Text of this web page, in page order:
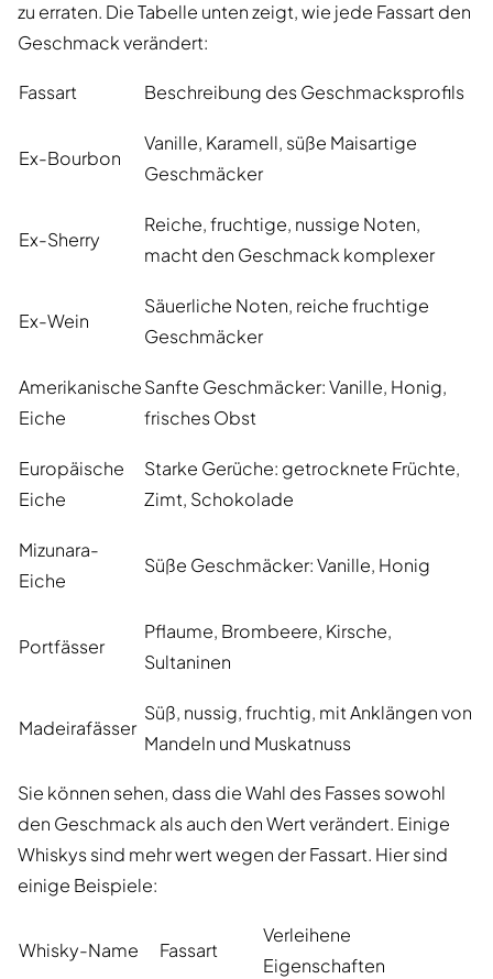
zu erraten. Die Tabelle unten zeigt, wie jede Fassart den
Geschmack verändert:
Fassart Beschreibung des Geschmacksprofils
Ex-Bourbon
Vanille, Karamell, süße Maisartige
Geschmäcker
Ex-Sherry
Reiche, fruchtige, nussige Noten,
macht den Geschmack komplexer
Ex-Wein
Säuerliche Noten, reiche fruchtige
Geschmäcker
Amerikanische
Eiche
Sanfte Geschmäcker: Vanille, Honig,
frisches Obst
Europäische
Eiche
Starke Gerüche: getrocknete Früchte,
Zimt, Schokolade
Mizunara-
Eiche
Süße Geschmäcker: Vanille, Honig
Portfässer
Pflaume, Brombeere, Kirsche,
Sultaninen
Madeirafässer
Süß, nussig, fruchtig, mit Anklängen von
Mandeln und Muskatnuss
Sie können sehen, dass die Wahl des Fasses sowohl
den Geschmack als auch den Wert verändert. Einige
Whiskys sind mehr wert wegen der Fassart. Hier sind
einige Beispiele:
Whisky-Name Fassart
Verleihene
Eigenschaften